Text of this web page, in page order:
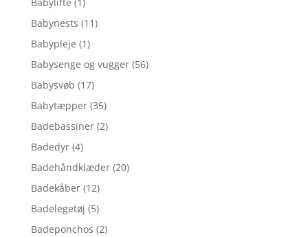
Babylifte (1)
Babynests (11)
Babypleje (1)
Babysenge og vugger (56)
Babysvøb (17)
Babytæpper (35)
Badebassiner (2)
Badedyr (4)
Badehåndklæder (20)
Badekåber (12)
Badelegetøj (5)
Badeponchos (2)